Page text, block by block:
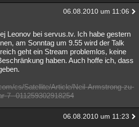
06.08.2010 um 11:06
Leonov bei servus.tv. Ich habe gestern
am Sonntag um 9.55 wird der Talk
geht ein Stream problemlos, keine
haben. Auch hoffe ich, dass
cs/Satellite/Article/Neil-Armstrong-zu-
7--011259302918254
06.08.2010 um 11:23